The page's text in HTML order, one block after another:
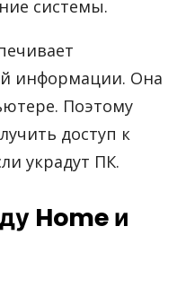
системы.
информации. Она
Поэтому
доступ к
украдут ПК.
Home и